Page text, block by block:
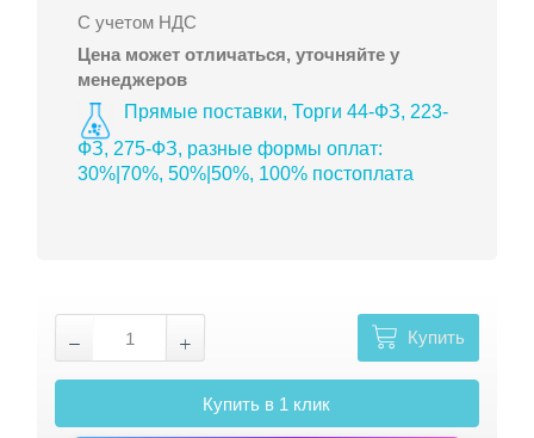
С учетом НДС
Цена может отличаться, уточняйте у
менеджеров
Прямые поставки, Торги 44-ФЗ, 223-
ФЗ, 275-ФЗ, разные формы оплат:
30%|70%, 50%|50%, 100% постоплата
Купить
Купить в 1 клик